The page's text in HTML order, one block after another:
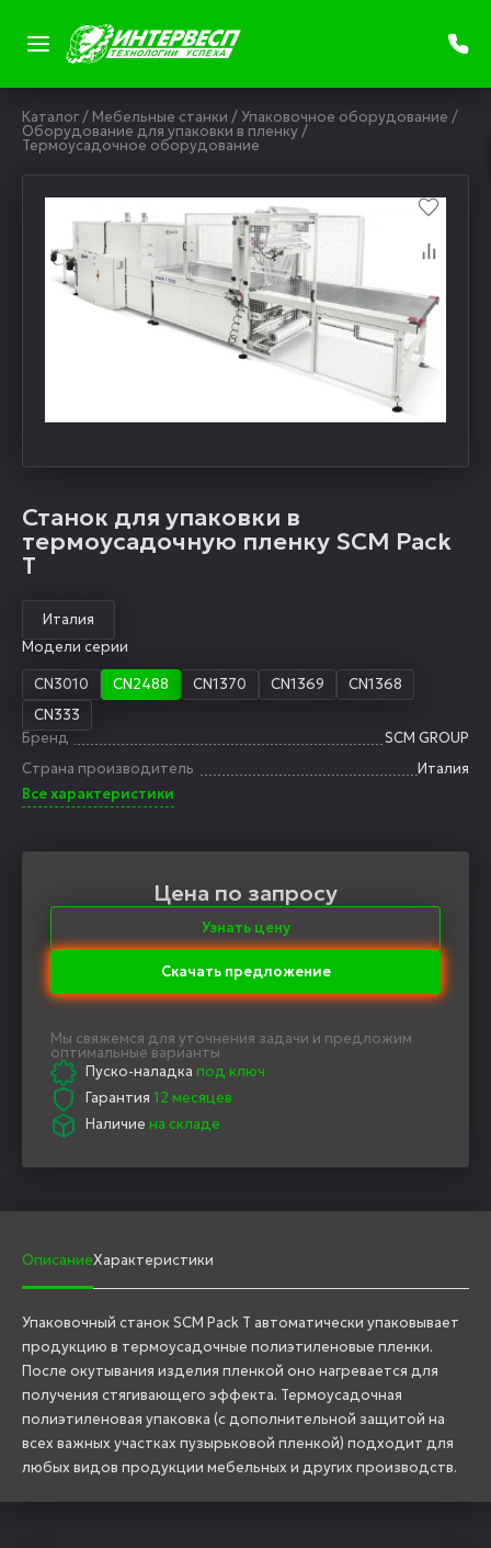
Каталог/ Мебельные станки / Упаковочное оборудование /
Оборудование для упаковки в пленку/
Термоусадочное оборудование
Станок для упаковки в
термоусадочную пленку SCM Pack
Т
Италия
Модели серии
CN3010
CN2488 CN1370 CN1369
CN1368
CN333
Бренд
SCM GROUP
Страна производитель
Италия
Все характеристики
Цена по запросу
Узнать цену
Скачать предложение
Мы свяжемся для уточнения задачи и предложим
оптимальные варианты
Пуско-наладка под ключ
Гарантия 12 месяцев
Наличие на складе
ОписаниеХарактеристики
Упаковочный станок SCM Pack Т автоматически упаковывает
продукцию в термоусадочные полиэтиленовые пленки.
После окутывания изделия пленкой оно нагревается для
получения стягивающего эффекта. Термоусадочная
полиэтиленовая упаковка (с дополнительной защитой на
всех важных участках пузырьковой пленкой) подходит для
любых видов продукции мебельных и других производств.